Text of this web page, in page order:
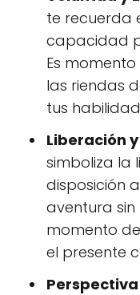
te recuerda
capacidad
Es
las riendas
tus
Liberación
simboliza la
disposición
aventura sin
momento
el presente